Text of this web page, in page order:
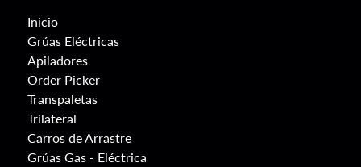
Inicio
Grúas Eléctricas
Apiladores
Order Picker
Transpaletas
Trilateral
Carros de Arrastre
Grúas Gas - Eléctrica